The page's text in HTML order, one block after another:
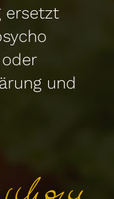
ersetzt
und